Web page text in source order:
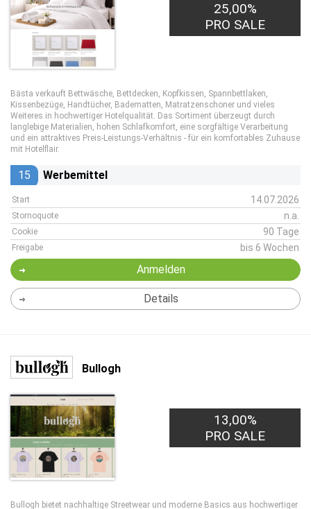
25,00%
PRO SALE
Bästa verkauft Bettwäsche, Bettdecken, Kopfkissen, Spannbettlaken,
Kissenbezüge, Handtücher, Badematten, Matratzenschoner und vieles
Weiteres in hochwertiger Hotelqualität. Das Sortiment überzeugt durch
langlebige Materialien, hohen Schlafkomfort, eine sorgfältige Verarbeitung
und ein attraktives Preis-Leistungs-Verhältnis - für ein komfortables Zuhause
mit Hotelflair.
15 Werbemittel
Start 14.07.2026
Stornoquote n.a.
Cookie 90 Tage
Freigabe bis 6 Wochen
Anmelden
Details
Bullogh
13,00%
PRO SALE
Bullogh bietet nachhaltige Streetwear und moderne Basics aus hochwertiger